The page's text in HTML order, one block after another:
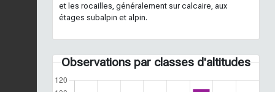
et les rocailles, généralement sur calcaire, aux
étages subalpin et alpin.
Observations par classes d'altitudes